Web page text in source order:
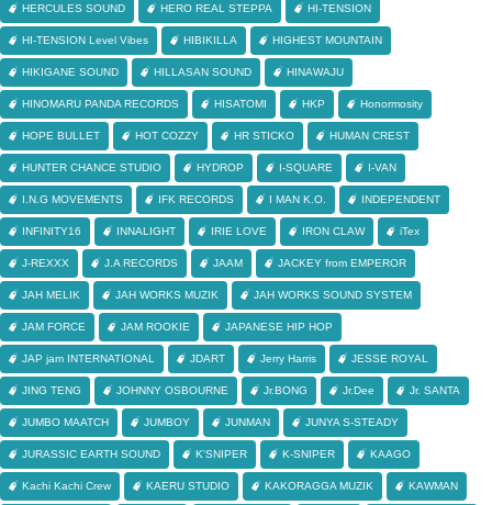
HERCULES SOUND HERO REAL STEPPA HI-TENSION
HI-TENSION Level Vibes HIBIKILLA HIGHEST MOUNTAIN
HIKIGANE SOUND HILLASAN SOUND HINAWAJU
HINOMARU PANDA RECORDS HISATOMI HKP Honormosity
HOPE BULLET HOT COZZY HR STICKO HUMAN CREST
HUNTER CHANCE STUDIO HYDROP I-SQUARE I-VAN
I.N.G MOVEMENTS IFK RECORDS I MAN K.O. INDEPENDENT
INFINITY16 INNALIGHT IRIE LOVE IRON CLAW iTex
J-REXXX J.A RECORDS JAAM JACKEY from EMPEROR
JAH MELIK JAH WORKS MUZIK JAH WORKS SOUND SYSTEM
JAM FORCE JAM ROOKIE JAPANESE HIP HOP
JAP jam INTERNATIONAL JDART Jerry Harris JESSE ROYAL
JING TENG JOHNNY OSBOURNE Jr.BONG Jr.Dee Jr. SANTA
JUMBO MAATCH JUMBOY JUNMAN JUNYA S-STEADY
JURASSIC EARTH SOUND K'SNIPER K-SNIPER KAAGO
Kachi Kachi Crew KAERU STUDIO KAKORAGGA MUZIK KAWMAN